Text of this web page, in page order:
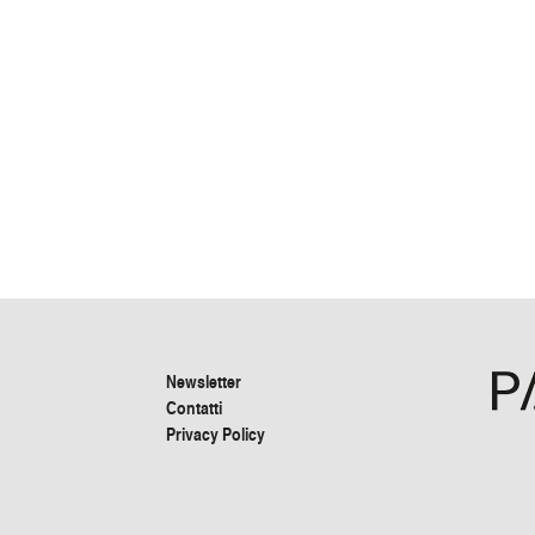
Newsletter
Contatti
Privacy Policy